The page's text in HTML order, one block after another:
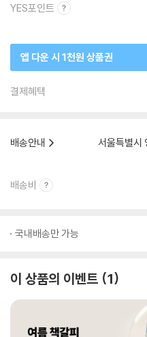
YES포인트
앱 다운 시 1천원 상품권
결제혜택
배송안내
서울특별시
배송비
국내배송만 가능
이 상품의 이벤트 1